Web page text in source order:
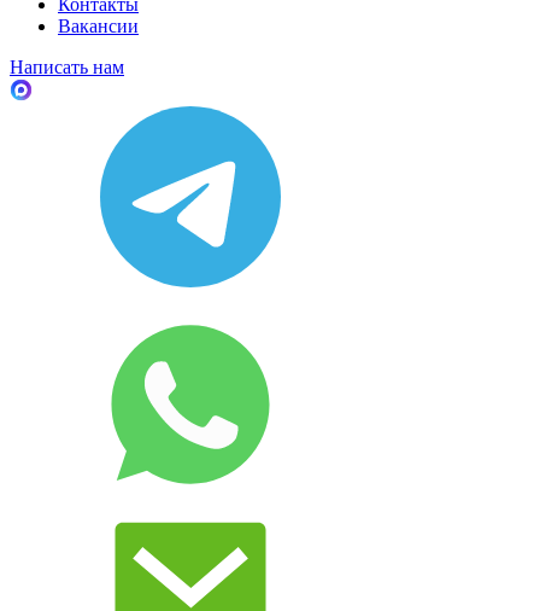
Контакты
Вакансии
Написать нам